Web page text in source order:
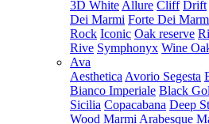
3D White Allure Cliff Drift
Dei Marmi Forte Dei
Rock Iconic Oak reserve
Rive Symphonyx Wine
Ava
Aesthetica Avorio Segesta
Bianco Imperiale Black
Sicilia Copacabana Deep
Wood Marmi Arabesque